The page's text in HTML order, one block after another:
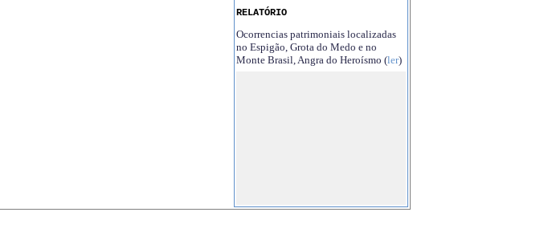
RELATÓRIO
Ocorrencias patrimoniais localizadas
no Espigão, Grota do Medo e no
Monte Brasil, Angra do Heroísmo (ler)